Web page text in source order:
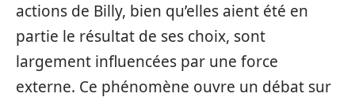
actions de Billy, bien qu’elles aient été en
partie le résultat de ses choix, sont
largement influencées par une force
externe. Ce phénomène ouvre un débat sur